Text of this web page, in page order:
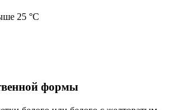
25 °C
формы